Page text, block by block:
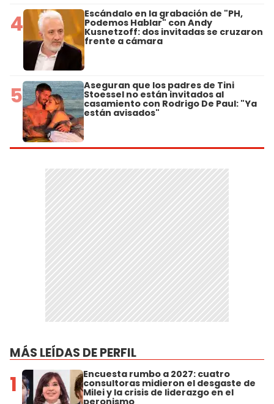
4 Escándalo en la grabación de "PH,
Podemos Hablar" con Andy
Kusnetzoff: dos invitadas se cruzaron
frente a cámara
5 Aseguran que los padres de Tini
Stoessel no están invitados al
casamiento con Rodrigo De Paul: "Ya
están avisados"
MÁS LEÍDAS DE PERFIL
1 Encuesta rumbo a 2027: cuatro
consultoras midieron el desgaste de
Milei y la crisis de liderazgo en el
peronismo